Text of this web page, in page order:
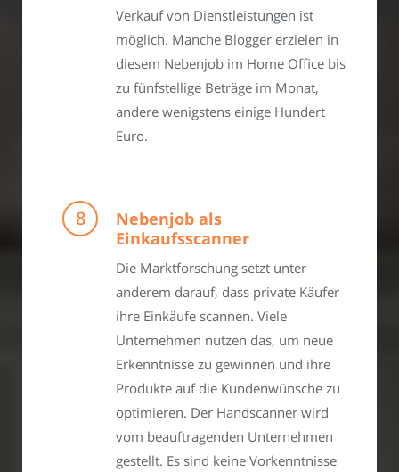
Verkauf von Dienstleistungen ist
möglich. Manche Blogger erzielen in
diesem Nebenjob im Home Office bis
zu fünfstellige Beträge im Monat,
andere wenigstens einige Hundert
Euro.
Nebenjob als
Einkaufsscanner
Die Marktforschung setzt unter
anderem darauf, dass private Käufer
ihre Einkäufe scannen. Viele
Unternehmen nutzen das, um neue
Erkenntnisse zu gewinnen und ihre
Produkte auf die Kundenwünsche zu
optimieren. Der Handscanner wird
vom beauftragenden Unternehmen
gestellt. Es sind keine Vorkenntnisse